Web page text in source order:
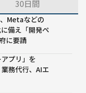
DeepMindの
世界モデル
「Genie 3」
30日間
Metaなどの
備え「開発ペ
に要請
プリ」を
務代行、AIエ